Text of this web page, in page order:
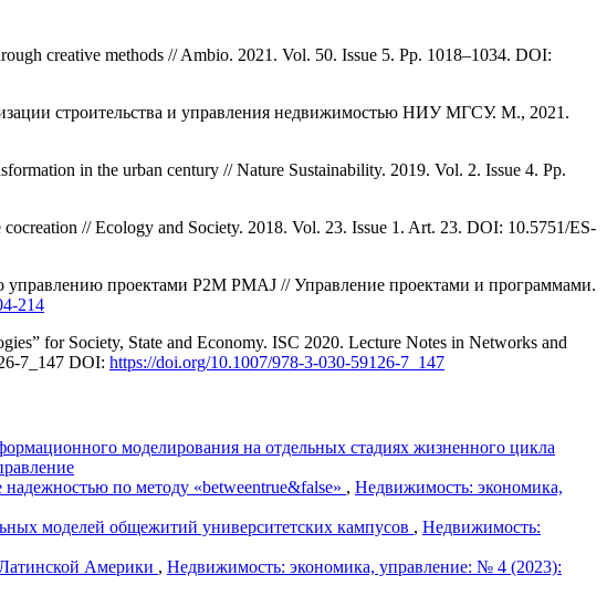
creative methods // Ambio. 2021. Vol. 50. Issue 5. Pp. 1018–1034. DOI:
строительства и управления недвижимостью НИУ МГСУ. М., 2021.
in the urban century // Nature Sustainability. 2019. Vol. 2. Issue 4. Pp.
// Ecology and Society. 2018. Vol. 23. Issue 1. Art. 23. DOI: 10.5751/ES-
проектами P2M PMAJ // Управление проектами и программами.
214
for Society, State and Economy. ISC 2020. Lecture Notes in Networks and
7_147 DOI: https://doi.org/10.1007/978-3-030-59126-7_147
моделирования на отдельных стадиях жизненного цикла
по методу «betweentrue&false» , Недвижимость: экономика,
моделей общежитий университетских кампусов , Недвижимость:
Америки , Недвижимость: экономика, управление: № 4 (2023):